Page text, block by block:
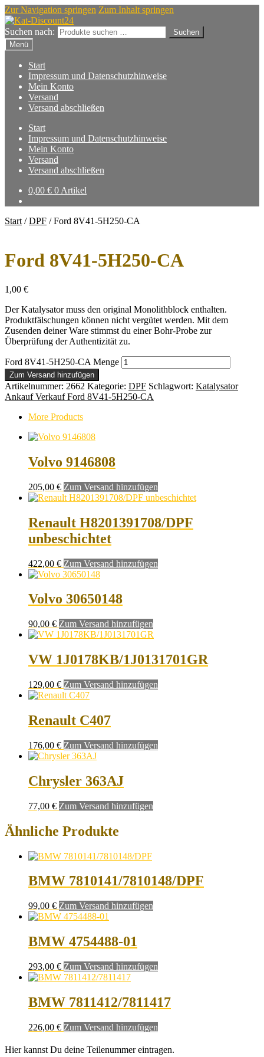
Zur Navigation springen Zum Inhalt springen
Suchen nach:
Suchen
Menü
Start
Impressum und Datenschutzhinweise
Mein Konto
Versand
Versand abschließen
Start
Impressum und Datenschutzhinweise
Mein Konto
Versand
Versand abschließen
0,00 € 0 Artikel
Start /DPF /Ford 8V41-5H250-CA
Ford 8V41-5H250-CA
1,00 €
Der Katalysator muss den original Monolithblock enthalten.
Produktfälschungen können nicht vergütet werden. Mit dem
Zusenden deiner Ware stimmst du einer Bohr-Probe zur
Überprüfung der Authentizität zu.
Ford 8V41-5H250-CA Menge
Zum Versand hinzufügen
Artikelnummer: 2662 Kategorie: DPF Schlagwort: Katalysator
Ankauf Verkauf Ford 8V41-5H250-CA
More Products
Volvo 9146808
205,00 € Zum Versand hinzufügen
Renault H8201391708/DPF
unbeschichtet
422,00 € Zum Versand hinzufügen
Volvo 30650148
90,00 € Zum Versand hinzufügen
VW 1J0178KB/1J0131701GR
129,00 € Zum Versand hinzufügen
Renault C407
176,00 € Zum Versand hinzufügen
Chrysler 363AJ
77,00 € Zum Versand hinzufügen
Ähnliche Produkte
BMW 7810141/7810148/DPF
99,00 € Zum Versand hinzufügen
BMW 4754488-01
293,00 € Zum Versand hinzufügen
BMW 7811412/7811417
226,00 € Zum Versand hinzufügen
Hier kannst Du deine Teilenummer eintragen.